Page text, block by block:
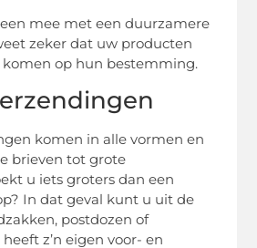
mee met een duurzamere
zeker dat uw producten
komen op hun bestemming.
komen in alle vormen en
brieven tot grote
u iets groters dan een
In dat geval kunt u uit de
postdozen of
z’n eigen voor- en